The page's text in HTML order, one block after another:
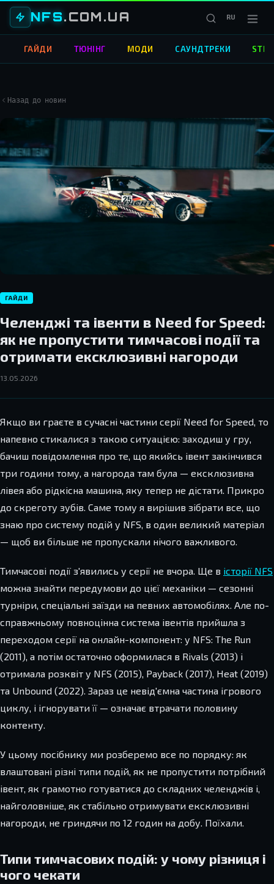
NFS.COM.UA RU
ГАЙДИ ТЮНІНГ МОДИ САУНДТРЕКИ
Назад до новин
ГАЙДИ
Челенджі та івенти в Need for Speed:
як не пропустити тимчасові події та
отримати ексклюзивні нагороди
13.05.2026
Якщо ви граєте в сучасні частини серії Need for Speed, то
напевно стикалися з такою ситуацією: заходиш у гру,
бачиш повідомлення про те, що якийсь івент закінчився
три години тому, а нагорода там була — ексклюзивна
лівея або рідкісна машина, яку тепер не дістати. Прикро
до скреготу зубів. Саме тому я вирішив зібрати все, що
знаю про систему подій у NFS, в один великий матеріал
— щоб ви більше не пропускали нічого важливого.
Тимчасові події з'явились у серії не вчора. Ще в історії NFS
можна знайти передумови до цієї механіки — сезонні
турніри, спеціальні заїзди на певних автомобілях. Але по-
справжньому повноцінна система івентів прийшла з
переходом серії на онлайн-компонент: у NFS: The Run
(2011), а потім остаточно оформилася в Rivals (2013) і
отримала розквіт у NFS (2015), Payback (2017), Heat (2019)
та Unbound (2022). Зараз це невід'ємна частина ігрового
циклу, і ігнорувати її — означає втрачати половину
контенту.
У цьому посібнику ми розберемо все по порядку: як
влаштовані різні типи подій, як не пропустити потрібний
івент, як грамотно готуватися до складних челенджів і,
найголовніше, як стабільно отримувати ексклюзивні
нагороди, не гриндячи по 12 годин на добу. Поїхали.
Типи тимчасових подій: у чому різниця і
чого чекати